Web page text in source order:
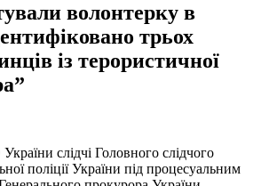
волонтерку в
трьох
із терористичної
слідчі Головного слідчого
поліції України під процесуальним